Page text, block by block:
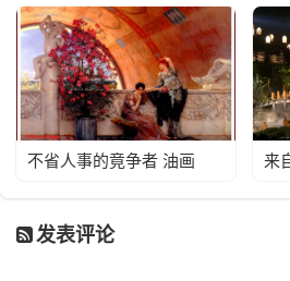
不省人事的竟争者 油画
发表评论